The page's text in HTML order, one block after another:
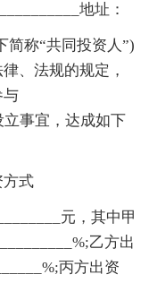
地址：
简称“共同投资人”)
、法规的规定，
与
立事宜，达成如下
方式
元，其中甲
乙方出
丙方出资